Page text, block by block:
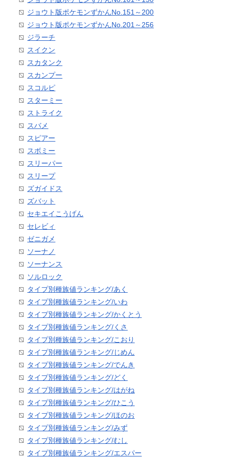
ジョウト版ポケモンずかんNo.151～200
ジョウト版ポケモンずかんNo.201～256
ジラーチ
スイクン
スカタンク
スカンプー
スコルピ
スターミー
ストライク
スバメ
スピアー
スボミー
スリーパー
スリープ
ズガイドス
ズバット
セキエイこうげん
セレビィ
ゼニガメ
ソーナノ
ソーナンス
ソルロック
タイプ別種族値ランキング/あく
タイプ別種族値ランキング/いわ
タイプ別種族値ランキング/かくとう
タイプ別種族値ランキング/くさ
タイプ別種族値ランキング/こおり
タイプ別種族値ランキング/じめん
タイプ別種族値ランキング/でんき
タイプ別種族値ランキング/どく
タイプ別種族値ランキング/はがね
タイプ別種族値ランキング/ひこう
タイプ別種族値ランキング/ほのお
タイプ別種族値ランキング/みず
タイプ別種族値ランキング/むし
タイプ別種族値ランキング/エスパー